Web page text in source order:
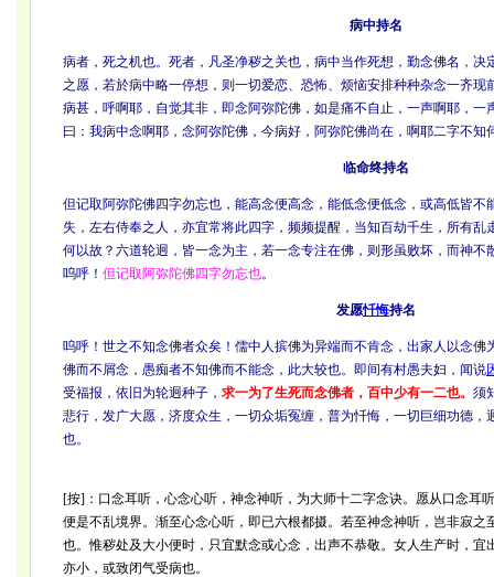
病中持名
病者，死之机也。死者，凡圣净秽之关也，病中当作死想，勤念佛名，决
之愿，若於病中略一停想，则一切爱恋、恐怖、烦恼安排种种杂念一齐现
病甚，呼啊耶，自觉其非，即念阿弥陀佛，如是痛不自止，一声啊耶，一
曰：我病中念啊耶，念阿弥陀佛，今病好，阿弥陀佛尚在，啊耶二字不知
临命终持名
但记取阿弥陀佛四字勿忘也，能高念便高念，能低念便低念，或高低皆不
失，左右侍奉之人，亦宜常将此四字，频频提醒，当知百劫千生，所有乱
何以故？六道轮迥，皆一念为主，若一念专注在佛，则形虽败坏，而神不
呜呼！ 但记取阿弥陀佛四字勿忘也。
发愿忏悔持名
呜呼！世之不知念佛者众矣！儒中人摈佛为异端而不肯念，出家人以念佛
佛而不屑念，愚痴者不知佛而不能念，此大较也。即间有村愚夫妇，闻说
受福报，依旧为轮迥种子， 求一为了生死而念佛者，百中少有一二也。 须
悲行，发广大愿，济度众生，一切众垢冤缠，普为忏悔，一切巨细功德，
也。
[按]：口念耳听，心念心听，神念神听，为大师十二字念诀。愿从口念耳
便是不乱境界。渐至心念心听，即已六根都摄。若至神念神听，岂非寂之
也。惟秽处及大小便时，只宜默念或心念，出声不恭敬。女人生产时，宜
亦小，或致闭气受病也。